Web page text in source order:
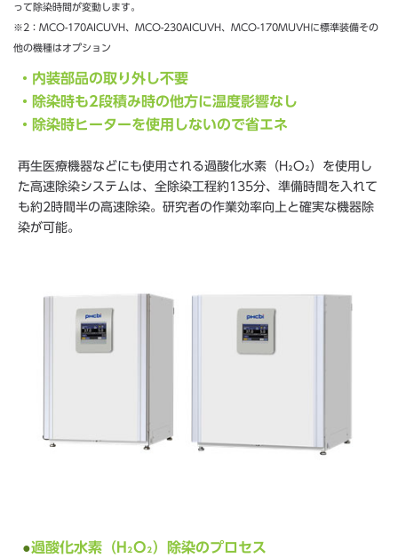
って除染時間が変動します。
※2：MCO-170AICUVH、MCO-230AICUVH、MCO-170MUVHに標準装備その
他の機種はオプション
・内装部品の取り外し不要
・除染時も2段積み時の他方に温度影響なし
・除染時ヒーターを使用しないので省エネ
再生医療機器などにも使用される過酸化水素（H₂O₂）を使用し
た高速除染システムは、全除染工程約135分、準備時間を入れて
も約2時間半の高速除染。研究者の作業効率向上と確実な機器除
染が可能。
過酸化水素（H₂O₂）除染のプロセス